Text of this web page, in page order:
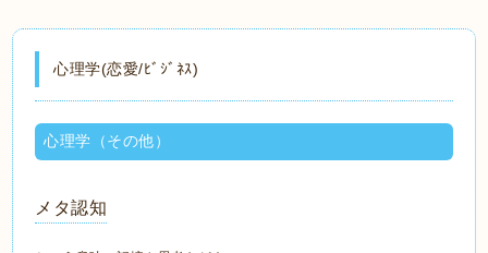
心理学(恋愛/ﾋﾞｼﾞﾈｽ)
心理学（その他）
メタ認知